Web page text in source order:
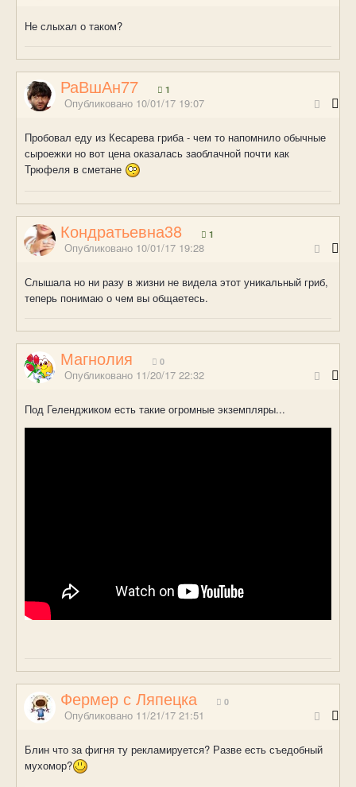
Не слыхал о таком?
РаВшАн77 1
Опубликовано 10/01/17 19:07
Пробовал еду из Кесарева гриба - чем то напомнило обычные
сыроежки но вот цена оказалась заоблачной почти как
Трюфеля в сметане
Кондратьевна38 1
Опубликовано 10/01/17 19:28
Слышала но ни разу в жизни не видела этот уникальный гриб,
теперь понимаю о чем вы общаетесь.
Магнолия 0
Опубликовано 11/20/17 22:32
Под Геленджиком есть такие огромные экземпляры...
Фермер с Ляпецка 0
Опубликовано 11/21/17 21:51
Блин что за фигня ту рекламируется? Разве есть съедобный
мухомор?